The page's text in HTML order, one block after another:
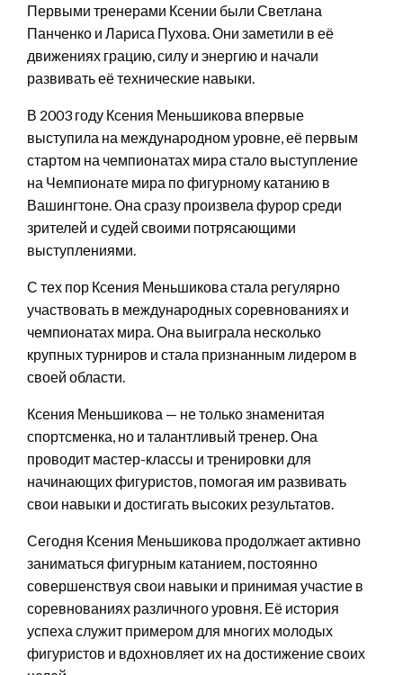
Первыми тренерами Ксении были Светлана
Панченко и Лариса Пухова. Они заметили в её
движениях грацию, силу и энергию и начали
развивать её технические навыки.
В 2003 году Ксения Меньшикова впервые
выступила на международном уровне, её первым
стартом на чемпионатах мира стало выступление
на Чемпионате мира по фигурному катанию в
Вашингтоне. Она сразу произвела фурор среди
зрителей и судей своими потрясающими
выступлениями.
С тех пор Ксения Меньшикова стала регулярно
участвовать в международных соревнованиях и
чемпионатах мира. Она выиграла несколько
крупных турниров и стала признанным лидером в
своей области.
Ксения Меньшикова — не только знаменитая
спортсменка, но и талантливый тренер. Она
проводит мастер-классы и тренировки для
начинающих фигуристов, помогая им развивать
свои навыки и достигать высоких результатов.
Сегодня Ксения Меньшикова продолжает активно
заниматься фигурным катанием, постоянно
совершенствуя свои навыки и принимая участие в
соревнованиях различного уровня. Её история
успеха служит примером для многих молодых
фигуристов и вдохновляет их на достижение своих